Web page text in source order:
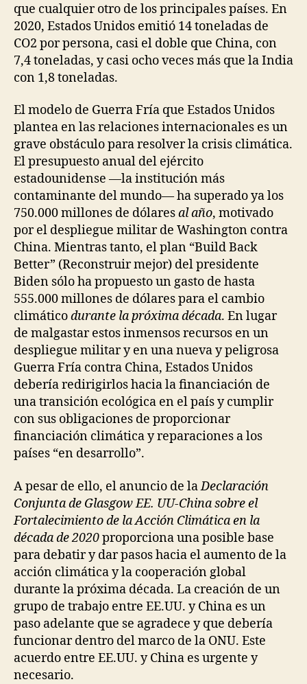
que cualquier otro de los principales países. En
2020, Estados Unidos emitió 14 toneladas de
CO2 por persona, casi el doble que China, con
7,4 toneladas, y casi ocho veces más que la India
con 1,8 toneladas.
El modelo de Guerra Fría que Estados Unidos
plantea en las relaciones internacionales es un
grave obstáculo para resolver la crisis climática.
El presupuesto anual del ejército
estadounidense —la institución más
contaminante del mundo— ha superado ya los
750.000 millones de dólaresal año, motivado
por el despliegue militar de Washington contra
China. Mientras tanto, el plan “Build Back
Better” (Reconstruir mejor) del presidente
Biden sólo ha propuesto un gasto de hasta
555.000 millones de dólares para el cambio
climáticodurante la próxima década. En lugar
de malgastar estos inmensos recursos en un
despliegue militar y en una nueva y peligrosa
Guerra Fría contra China, Estados Unidos
debería redirigirlos hacia la financiación de
una transición ecológica en el país y cumplir
con sus obligaciones de proporcionar
financiación climática y reparaciones a los
países “en desarrollo”.
​​A pesar de ello, el anuncio de laDeclaración
Conjunta de Glasgow EE. UU-China sobre el
Fortalecimiento de la Acción Climática en la
década de 2020proporciona una posible base
para debatir y dar pasos hacia el aumento de la
acción climática y la cooperación global
durante la próxima década. La creación de un
grupo de trabajo entre EE.UU. y China es un
paso adelante que se agradece y que debería
funcionar dentro del marco de la ONU. Este
acuerdo entre EE.UU. y China es urgente y
necesario.